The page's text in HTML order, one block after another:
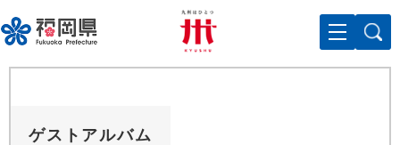
ー
ジ
の
メニューを飛ばして本文へ
ゲストアルバム